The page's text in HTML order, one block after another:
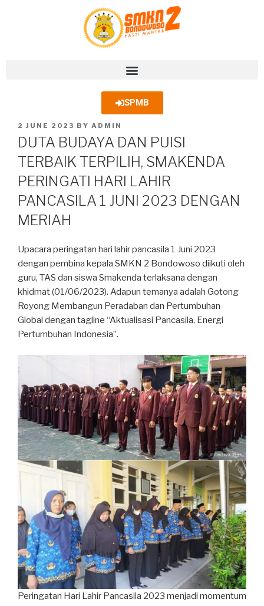
SPMB
2 JUNE 2023 BY ADMIN
DUTA BUDAYA DAN PUISI
TERBAIK TERPILIH, SMAKENDA
PERINGATI HARI LAHIR
PANCASILA 1 JUNI 2023 DENGAN
MERIAH
Upacara peringatan hari lahir pancasila 1 Juni 2023
dengan pembina kepala SMKN 2 Bondowoso diikuti oleh
guru, TAS dan siswa Smakenda terlaksana dengan
khidmat (01/06/2023). Adapun temanya adalah Gotong
Royong Membangun Peradaban dan Pertumbuhan
Global dengan tagline “Aktualisasi Pancasila, Energi
Pertumbuhan Indonesia”.
Peringatan Hari Lahir Pancasila 2023 menjadi momentum